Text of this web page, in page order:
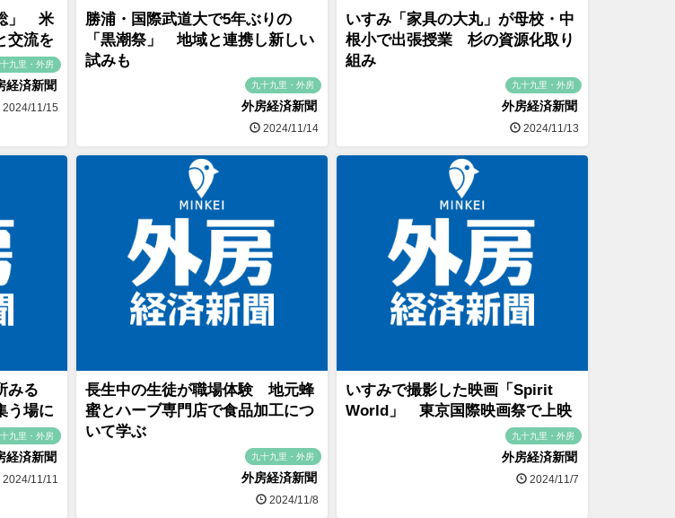
」 米
交流を
九里・外房
経済新聞
2024/11/15
勝浦・国際武道大で5年ぶりの
「黒潮祭」 地域と連携し新しい
試みも
九十九里・外房
外房経済新聞
2024/11/14
いすみ「家具の大丸」が母校・中
根小で出張授業 杉の資源化取り
組み
九十九里・外房
外房経済新聞
2024/11/13
みる
う場に
九里・外房
経済新聞
2024/11/11
長生中の生徒が職場体験 地元蜂
蜜とハーブ専門店で食品加工につ
いて学ぶ
九十九里・外房
外房経済新聞
2024/11/8
いすみで撮影した映画「Spirit
World」 東京国際映画祭で上映
九十九里・外房
外房経済新聞
2024/11/7